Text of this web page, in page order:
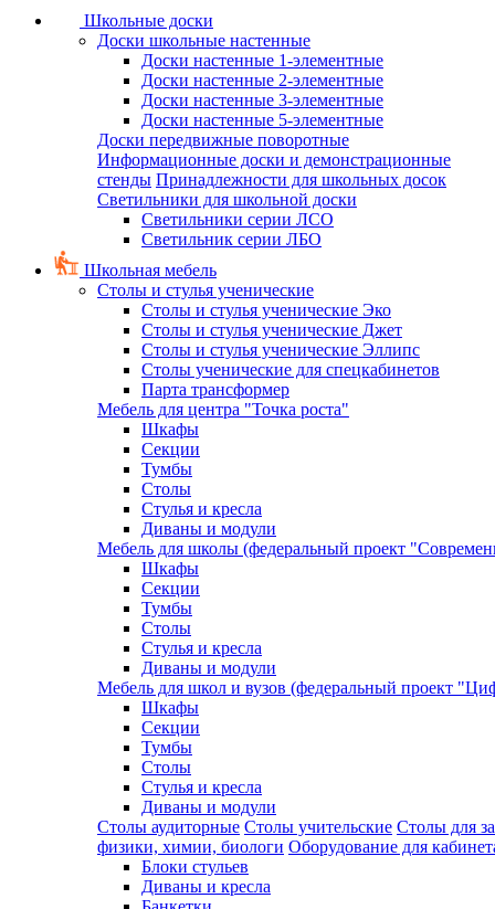
Школьные доски
Доски школьные настенные
Доски настенные 1-элементные
Доски настенные 2-элементные
Доски настенные 3-элементные
Доски настенные 5-элементные
Доски передвижные поворотные
Информационные доски и демонстрационные
стенды Принадлежности для школьных досок
Светильники для школьной доски
Светильники серии ЛСО
Светильник серии ЛБО
Школьная мебель
Столы и стулья ученические
Столы и стулья ученические Эко
Столы и стулья ученические Джет
Столы и стулья ученические Эллипс
Столы ученические для спецкабинетов
Парта трансформер
Мебель для центра "Точка роста"
Шкафы
Секции
Тумбы
Столы
Стулья и кресла
Диваны и модули
Мебель для школы (федеральный проект
Шкафы
Секции
Тумбы
Столы
Стулья и кресла
Диваны и модули
Мебель для школ и вузов (федеральный проект
Шкафы
Секции
Тумбы
Столы
Стулья и кресла
Диваны и модули
Столы аудиторные Столы учительские Столы для
физики, химии, биологи Оборудование для
Блоки стульев
Диваны и кресла